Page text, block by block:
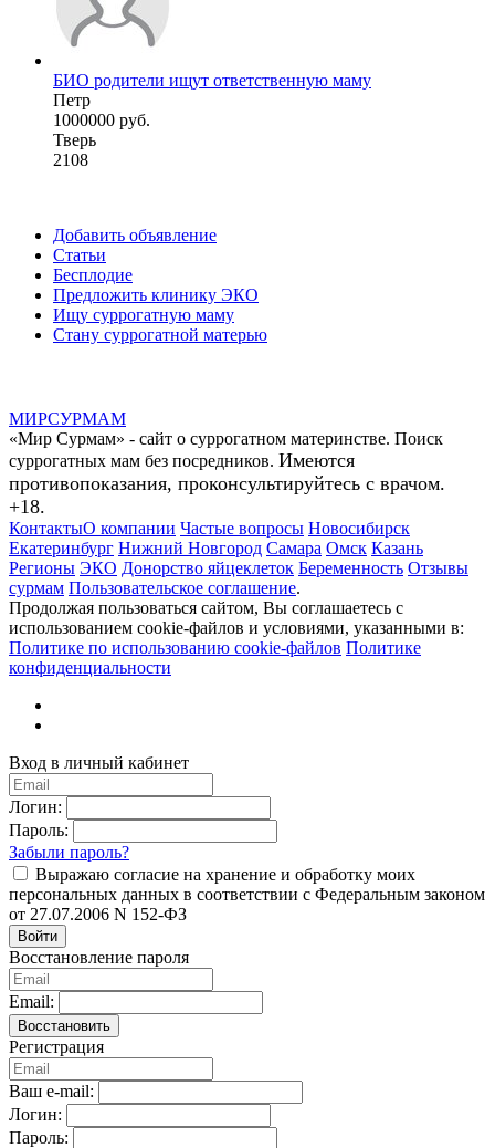
БИО родители ищут ответственную маму
Петр
1000000 руб.
Тверь
2108
Добавить объявление
Статьи
Бесплодие
Предложить клинику ЭКО
Ищу суррогатную маму
Стану суррогатной матерью
МИРСУРМАМ
«Мир Сурмам» - сайт о суррогатном материнстве. Поиск
суррогатных мам без посредников. Имеются
противопоказания, проконсультируйтесь с врачом.
+18.
КонтактыО компании Частые вопросы Новосибирск
Екатеринбург Нижний Новгород Самара Омск Казань
Регионы ЭКО Донорство яйцеклеток Беременность Отзывы
сурмам Пользовательское соглашение.
Продолжая пользоваться сайтом, Вы соглашаетесь с
использованием cookie-файлов и условиями, указанными в:
Политике по использованию cookie-файлов Политике
конфиденциальности
Вход в личный кабинет
Логин:
Пароль:
Забыли пароль?
Выражаю согласие на хранение и обработку моих
персональных данных в соответствии с Федеральным законом
от 27.07.2006 N 152-ФЗ
Войти
Восстановление пароля
Email:
Восстановить
Регистрация
Ваш e-mail:
Логин:
Пароль: